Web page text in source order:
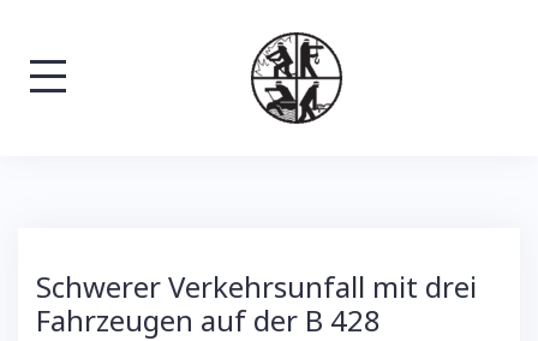
content
Schwerer Verkehrsunfall mit drei
Fahrzeugen auf der B 428